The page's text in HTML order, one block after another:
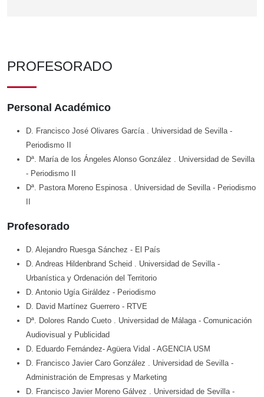
PROFESORADO
Personal Académico
D. Francisco José Olivares García . Universidad de Sevilla -
Periodismo II
Dª. María de los Ángeles Alonso González . Universidad de Sevilla
- Periodismo II
Dª. Pastora Moreno Espinosa . Universidad de Sevilla - Periodismo
Profesorado
D. Alejandro Ruesga Sánchez - El País
D. Andreas Hildenbrand Scheid . Universidad de Sevilla -
Urbanística y Ordenación del Territorio
D. Antonio Ugía Giráldez - Periodismo
D. David Martínez Guerrero - RTVE
Dª. Dolores Rando Cueto . Universidad de Málaga - Comunicación
Audiovisual y Publicidad
D. Eduardo Fernández- Agüera Vidal - AGENCIA USM
D. Francisco Javier Caro González . Universidad de Sevilla -
Administración de Empresas y Marketing
D. Francisco Javier Moreno Gálvez . Universidad de Sevilla -